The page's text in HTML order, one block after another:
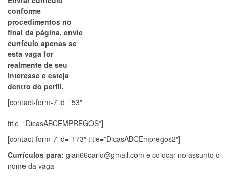
conforme
procedimentos no
final da página, envie
currículo apenas se
esta vaga for
realmente de seu
interesse e esteja
dentro do perfil.
[contact-form-7 id=”53″
title=”DicasABCEMPREGOS”]
[contact-form-7 id=”173″ title=”DicasABCEmpregos2″]
Currículos para: gian66carlo@gmail.com e colocar no assunto o
nome da vaga